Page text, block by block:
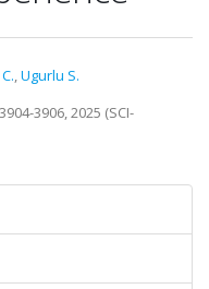
,Ugurlu S.
3906, 2025 (SCI-